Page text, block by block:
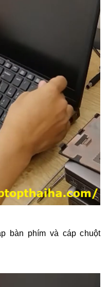
bàn phím và cáp chuột